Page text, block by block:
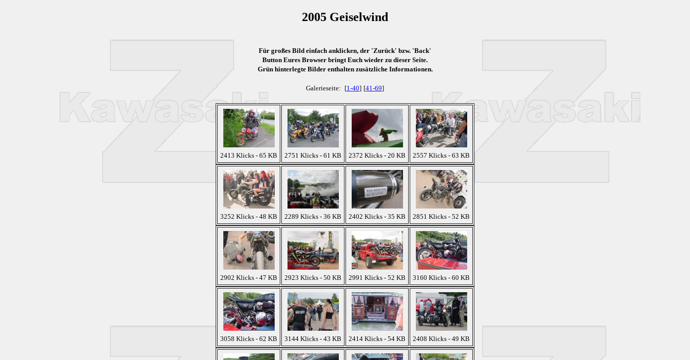
2005 Geiselwind
Für großes Bild einfach anklicken, der 'Zurück' bzw. 'Back'
Button Eures Browser bringt Euch wieder zu dieser Seite.
Grünhinterlegte Bilder enthalten zusätzliche Informationen.
Galerieseite: [1-40] [41-69]
2413 Klicks - 65 KB 2751 Klicks - 61 KB 2372 Klicks - 20 KB 2557 Klicks - 63 KB
3252 Klicks - 48 KB 2289 Klicks - 36 KB 2402 Klicks - 35 KB 2851 Klicks - 52 KB
2902 Klicks - 47 KB 2923 Klicks - 50 KB 2991 Klicks - 52 KB 3160 Klicks - 60 KB
3058 Klicks - 62 KB 3144 Klicks - 43 KB 2414 Klicks - 54 KB 2408 Klicks - 49 KB